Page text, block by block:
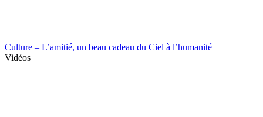
Culture – L’amitié, un beau cadeau du Ciel à l’humanité
Vidéos